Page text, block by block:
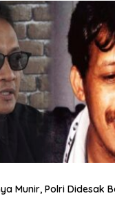
Munir, Polri Didesak